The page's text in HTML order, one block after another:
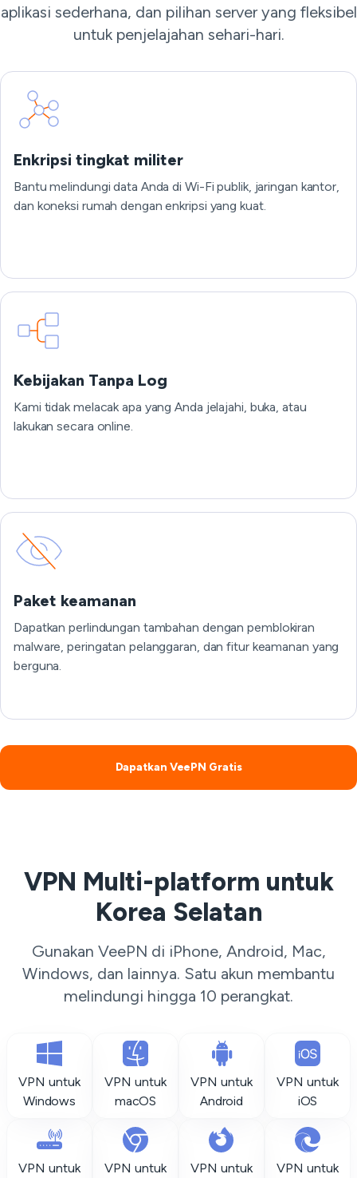
aplikasi sederhana, dan pilihan server yang fleksibel
untuk penjelajahan sehari-hari.
Enkripsi tingkat militer
Bantu melindungi data Anda di Wi-Fi publik, jaringan kantor,
dan koneksi rumah dengan enkripsi yang kuat.
Kebijakan Tanpa Log
Kami tidak melacak apa yang Anda jelajahi, buka, atau
lakukan secara online.
Paket keamanan
Dapatkan perlindungan tambahan dengan pemblokiran
malware, peringatan pelanggaran, dan fitur keamanan yang
berguna.
Dapatkan VeePN Gratis
VPN Multi-platform untuk
Korea Selatan
Gunakan VeePN di iPhone, Android, Mac,
Windows, dan lainnya. Satu akun membantu
melindungi hingga 10 perangkat.
VPN untuk
Windows
VPN untuk
macOS
VPN untuk
Android
VPN untuk
iOS
VPN untuk VPN untuk VPN untuk VPN untuk